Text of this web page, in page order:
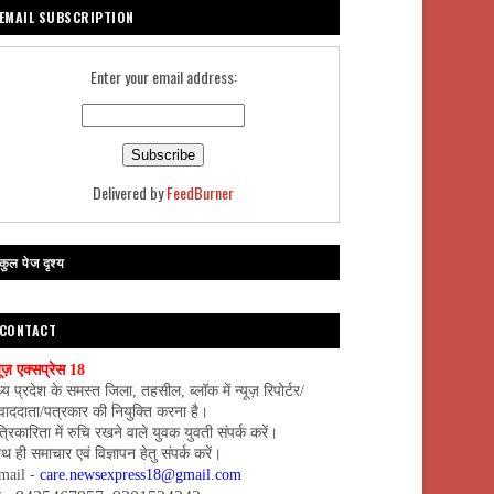
EMAIL SUBSCRIPTION
Enter your email address:
Delivered byFeedBurner
पेज दृश्य
CONTACT
एक्सप्रेस 18
प्रदेश के समस्त जिला, तहसील, ब्लॉक में न्यूज़ रिपोर्टर/
पत्रकार की नियुक्ति करना है।
में रुचि रखने वाले युवक युवती संपर्क करें।
ही समाचार एवं विज्ञापन हेतु संपर्क करें।
- care.newsexpress18@gmail.com